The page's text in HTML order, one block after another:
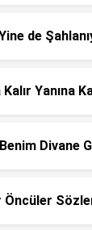
de
Kalır Yanına
Divane
Öncüler